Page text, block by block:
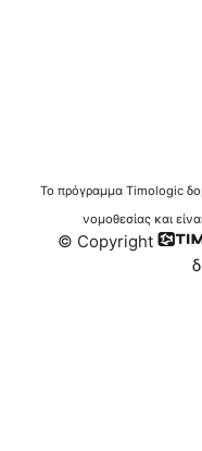
Το πρόγραμμα Timologic
νομοθεσίας και
© Copyright